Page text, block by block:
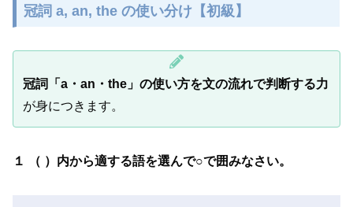
冠詞 a, an, the の使い分け【初級】
冠詞「a・an・the」の使い方を文の流れで判断する力
が身につきます。
１ （ ）内から適する語を選んで○で囲みなさい。